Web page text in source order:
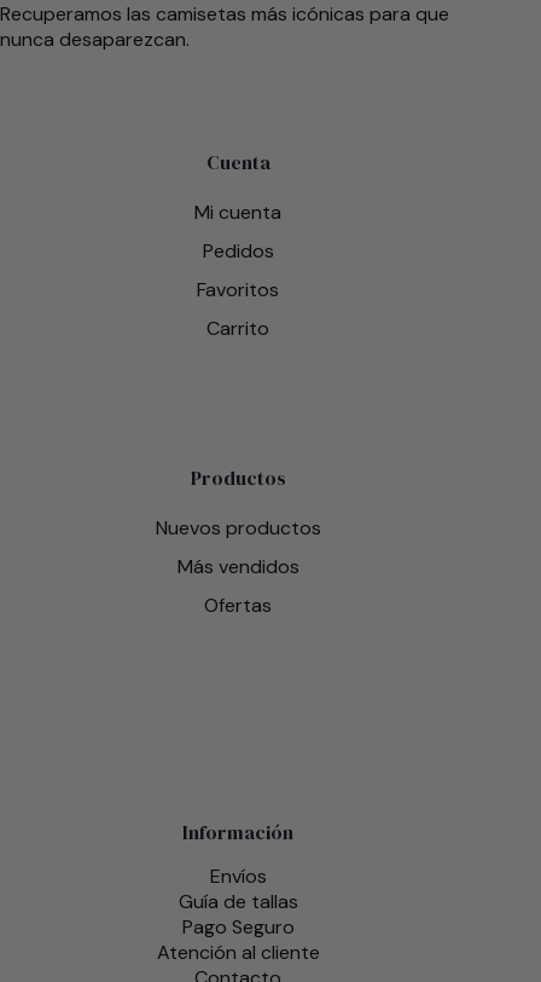
Recuperamos las camisetas más icónicas para que
nunca desaparezcan.
Cuenta
Mi cuenta
Pedidos
Favoritos
Carrito
Productos
Nuevos productos
Más vendidos
Ofertas
Información
Envíos
Guía de tallas
Pago Seguro
Atención al cliente